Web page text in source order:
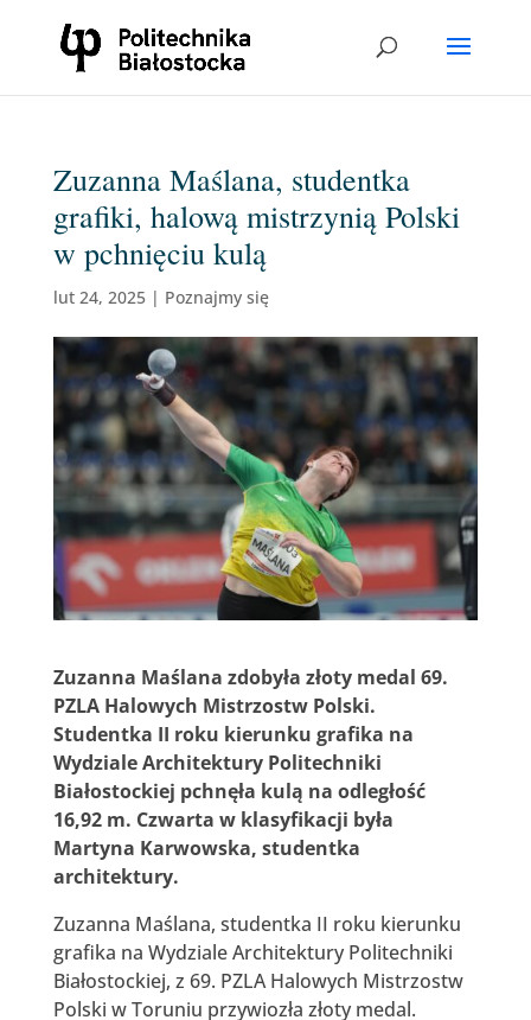
Zuzanna Maślana, studentka
grafiki, halową mistrzynią Polski
w pchnięciu kulą
lut 24, 2025| Poznajmy się
Zuzanna Maślana zdobyła złoty medal 69.
PZLA Halowych Mistrzostw Polski.
Studentka II roku kierunku grafika na
Wydziale Architektury Politechniki
Białostockiej pchnęła kulą na odległość
16,92 m. Czwarta w klasyfikacji była
Martyna Karwowska, studentka
architektury.
Zuzanna Maślana, studentka II roku kierunku
grafika na Wydziale Architektury Politechniki
Białostockiej, z 69. PZLA Halowych Mistrzostw
Polski w Toruniu przywiozła złoty medal.